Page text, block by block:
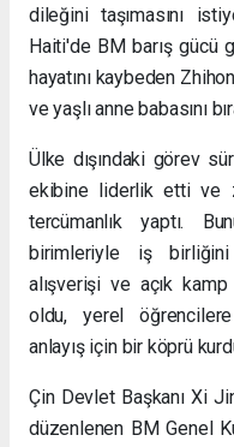
dileğini taşımasını
Haiti'de BM barış gücü
hayatını kaybeden
ve yaşlı anne babasını
Ülke dışındaki görev
ekibine liderlik etti ve
tercümanlık yaptı.
birimleriyle iş birliğini
alışverişi ve açık
oldu, yerel
anlayış için bir köprü
Çin Devlet Başkanı Xi
düzenlenen BM Genel